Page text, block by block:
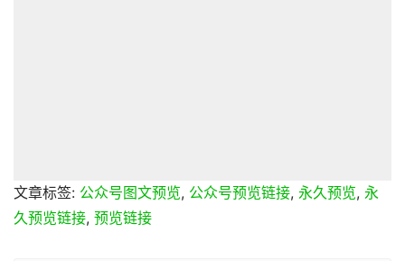
文章标签: 公众号图文预览, 公众号预览链接, 永久预览, 永
久预览链接, 预览链接